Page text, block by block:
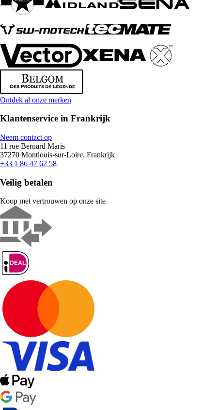
Ontdek al onze merken
Klantenservice in Frankrijk
Neem contact op
11 rue Bernard Maris
37270 Montlouis-sur-Loire, Frankrijk
+33 1 86 47 62 58
Veilig betalen
Koop met vertrouwen op onze site